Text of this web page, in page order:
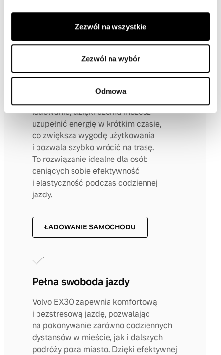
Zezwól na wszystkie
Zezwól na wybór
Odmowa
ODKRYJ ELEKTROMOBILNOŚĆ
Energia na każdą trasę
ładowanie, dzięki czemu możesz
uzupełnić energię w krótkim czasie,
co zwiększa wygodę użytkowania
i pozwala szybko wrócić na trasę.
To rozwiązanie idealne dla osób
ceniących sobie efektywność
i elastyczność podczas codziennej
jazdy.
ŁADOWANIE SAMOCHODU
Pełna swoboda jazdy
Volvo EX30 zapewnia komfortową
i bezstresową jazdę, pozwalając
na pokonywanie zarówno codziennych
dystansów w mieście, jak i dalszych
podróży poza miasto. Dzięki efektywnej